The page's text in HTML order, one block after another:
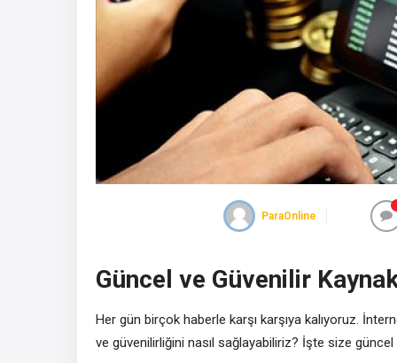
ParaOnline
Güncel ve Güvenilir
Her gün birçok haberle karşı karşıya kalıyoruz.
ve güvenilirliğini nasıl sağlayabiliriz? İşte size